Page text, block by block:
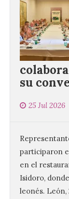
su
25 Jul 2026
participaron
en el
Isidoro,
leonés. León,